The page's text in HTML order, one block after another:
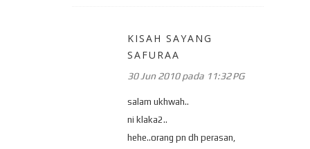
KISAH SAYANG
SAFURAA
30 Jun 2010 pada 11:32 PG
salam ukhwah..
ni klaka2..
hehe..orang pn dh perasan,